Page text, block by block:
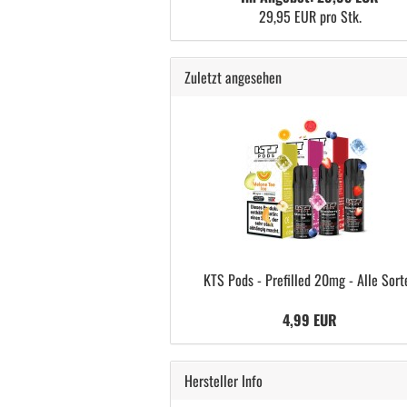
29,95 EUR pro Stk.
Zuletzt angesehen
KTS Pods - Prefilled 20mg - Alle
4,99 EUR
Hersteller Info